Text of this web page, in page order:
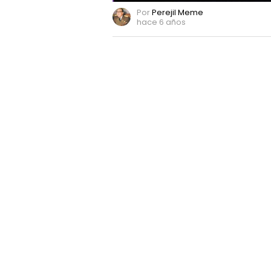
PorPerejil Meme
hace 6 años